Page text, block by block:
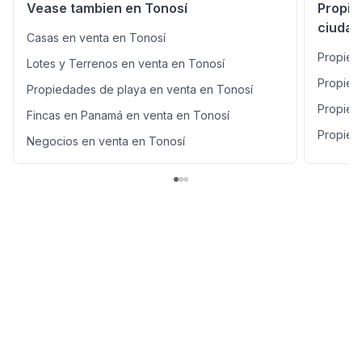
Vease tambien en Tonosí
Casas en venta en Tonosí
Lotes y Terrenos en venta en Tonosí
Propiedades de playa en venta en Tonosí
Fincas en Panamá en venta en Tonosí
Negocios en venta en Tonosí